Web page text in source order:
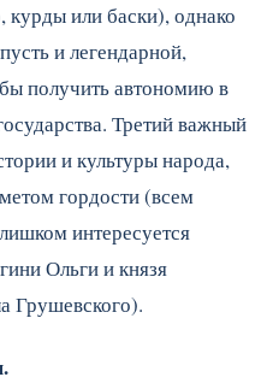
курды или баски), однако
и легендарной,
получить автономию в
Третий важный
и культуры народа,
гордости (всем
интересуется
Ольги и князя
Грушевского).